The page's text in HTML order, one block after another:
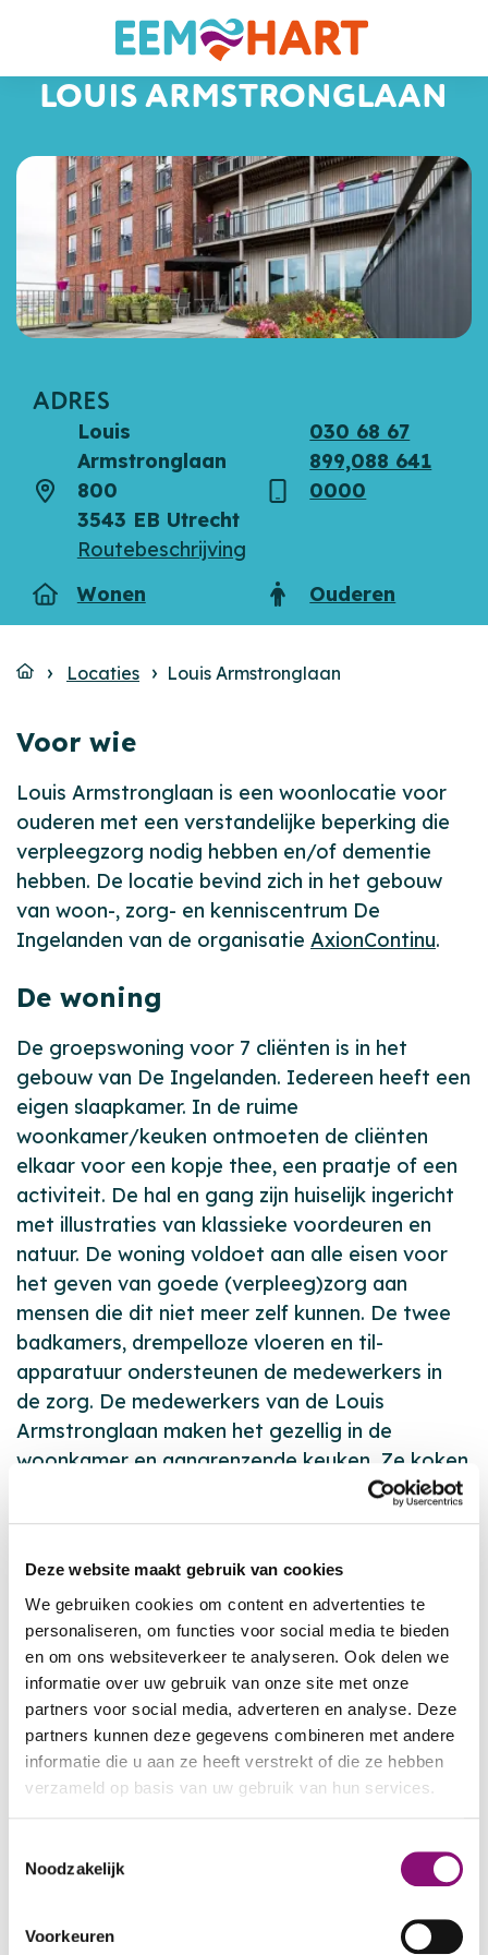
Deze website maakt gebruik van cookies
We gebruiken cookies om content en advertenties te
personaliseren, om functies voor social media te bieden
en om ons websiteverkeer te analyseren. Ook delen we
informatie over uw gebruik van onze site met onze
partners voor social media, adverteren en analyse. Deze
partners kunnen deze gegevens combineren met andere
informatie die u aan ze heeft verstrekt of die ze hebben
verzameld op basis van uw gebruik van hun services.
kunnen ontvangen en verwerken.
Noodzakelijk
Voorkeuren
LOUIS ARMSTRONGLAAN
ADRES
Adres
Louis
Armstronglaan
800
3543 EB Utrecht
Routebeschrijving
Telefoon
030 68 67
899,088 641
0000
Type
Wonen
Doelgroep
Ouderen
Locaties Louis Armstronglaan
Voor wie
Louis Armstronglaan is een woonlocatie voor
ouderen met een verstandelijke beperking die
verpleegzorg nodig hebben en/of dementie
hebben. De locatie bevind zich in het gebouw
van woon-, zorg- en kenniscentrum De
Ingelanden van de organisatie AxionContinu.
De woning
De groepswoning voor 7 cliënten is in het
gebouw van De Ingelanden. Iedereen heeft een
eigen slaapkamer. In de ruime
woonkamer/keuken ontmoeten de cliënten
elkaar voor een kopje thee, een praatje of een
activiteit. De hal en gang zijn huiselijk ingericht
met illustraties van klassieke voordeuren en
natuur. De woning voldoet aan alle eisen voor
het geven van goede (verpleeg)zorg aan
mensen die dit niet meer zelf kunnen. De twee
badkamers, drempelloze vloeren en til-
apparatuur ondersteunen de medewerkers in
de zorg. De medewerkers van de Louis
Armstronglaan maken het gezellig in de
woonkamer en aangrenzende keuken. Ze koken
elke avond een verse maaltijd voor de cliënten.
Ook zorgen zij ervoor dat cliënten de medische
hebben.
De begeleiding
Ook in de laatste levensfase kunnen mensen
nog steeds genieten van kleine dingen. De zorg
en begeleiding aan de Louis Armstronglaan zijn
volledig aangepast op cliënten en hun
individuele zorgvraag. De begeleiders besteden
de begeleiding. Ouder wordende cliënten, bij wie
sprake is van dementie, hebben behoefte aan
specifieke begeleidingsstijlen. Medewerkers van